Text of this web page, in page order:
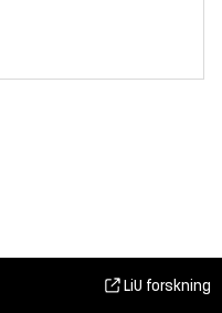
LiU forskning